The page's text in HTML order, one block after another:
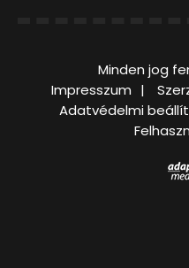
Minden jog
Impresszum
Adatvédelmi